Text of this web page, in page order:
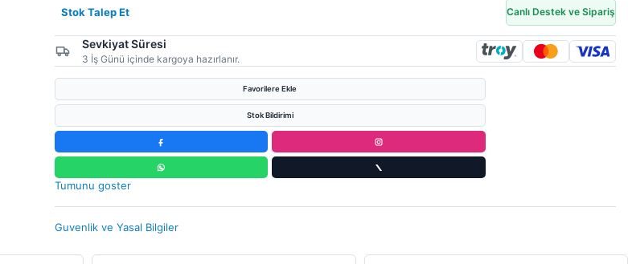
Stok Talep Et Canlı Destek ve Sipariş
Sevkiyat Süresi
3 İş Günü içinde kargoya hazırlanır.
Favorilere Ekle
Stok Bildirimi
Tumunu goster
Guvenlik ve Yasal Bilgiler